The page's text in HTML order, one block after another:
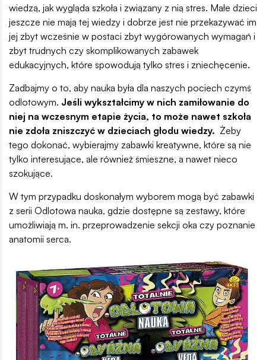
wiedzą, jak wygląda szkoła i związany z nią stres. Małe dzieci
jeszcze nie mają tej wiedzy i dobrze jest nie przekazywać im
jej zbyt wcześnie w postaci zbyt wygórowanych wymagań i
zbyt trudnych czy skomplikowanych zabawek
edukacyjnych, które spowodują tylko stres i zniechęcenie.
Zadbajmy o to, aby nauka była dla naszych pociech czymś
odlotowym. Jeśli wykształcimy w nich zamiłowanie do
niej na wczesnym etapie życia, to może nawet szkoła
nie zdoła zniszczyć w dzieciach głodu wiedzy. Żeby
tego dokonać, wybierajmy zabawki kreatywne, które są nie
tylko interesujące, ale również śmieszne, a nawet nieco
szokujące.
W tym przypadku doskonałym wyborem mogą być zabawki
z serii Odlotowa nauka, gdzie dostępne są zestawy, które
umożliwiają m. in. przeprowadzenie sekcji oka czy poznanie
anatomii serca.